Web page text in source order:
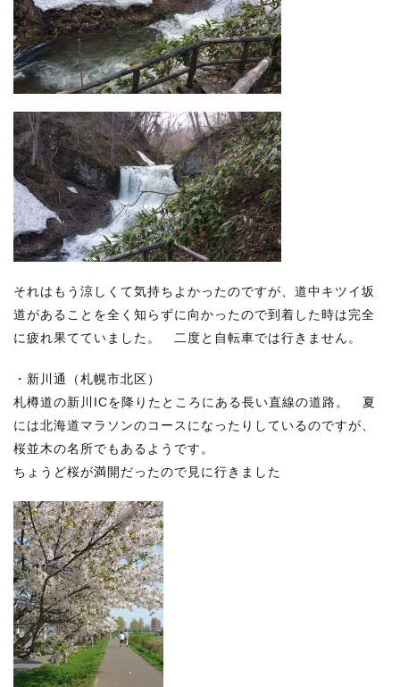
それはもう涼しくて気持ちよかったのですが、道中キツイ坂
道があることを全く知らずに向かったので到着した時は完全
に疲れ果てていました。 二度と自転車では行きません。
・新川通（札幌市北区）
札樽道の新川ICを降りたところにある長い直線の道路。 夏
には北海道マラソンのコースになったりしているのですが、
桜並木の名所でもあるようです。
ちょうど桜が満開だったので見に行きました